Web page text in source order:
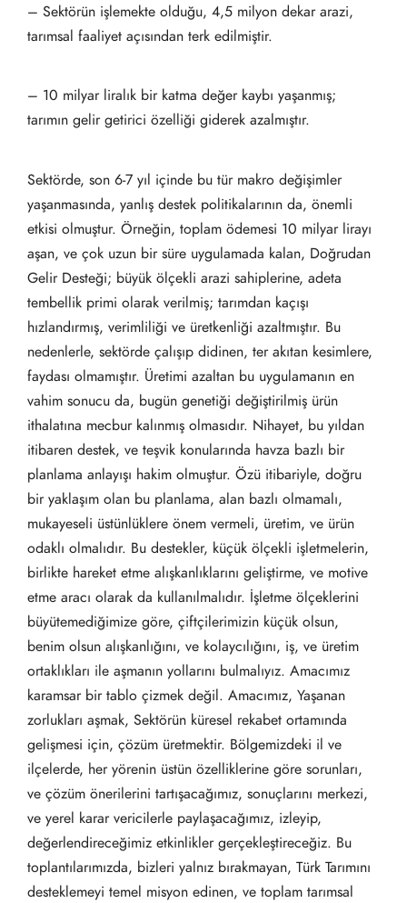
– Sektörün işlemekte olduğu, 4,5 milyon dekar arazi,
tarımsal faaliyet açısından terk edilmiştir.
– 10 milyar liralık bir katma değer kaybı yaşanmış;
tarımın gelir getirici özelliği giderek azalmıştır.
Sektörde, son 6-7 yıl içinde bu tür makro değişimler
yaşanmasında, yanlış destek politikalarının da, önemli
etkisi olmuştur. Örneğin, toplam ödemesi 10 milyar lirayı
aşan, ve çok uzun bir süre uygulamada kalan, Doğrudan
Gelir Desteği; büyük ölçekli arazi sahiplerine, adeta
tembellik primi olarak verilmiş; tarımdan kaçışı
hızlandırmış, verimliliği ve üretkenliği azaltmıştır. Bu
nedenlerle, sektörde çalışıp didinen, ter akıtan kesimlere,
faydası olmamıştır. Üretimi azaltan bu uygulamanın en
vahim sonucu da, bugün genetiği değiştirilmiş ürün
ithalatına mecbur kalınmış olmasıdır. Nihayet, bu yıldan
itibaren destek, ve teşvik konularında havza bazlı bir
planlama anlayışı hakim olmuştur. Özü itibariyle, doğru
bir yaklaşım olan bu planlama, alan bazlı olmamalı,
mukayeseli üstünlüklere önem vermeli, üretim, ve ürün
odaklı olmalıdır. Bu destekler, küçük ölçekli işletmelerin,
birlikte hareket etme alışkanlıklarını geliştirme, ve motive
etme aracı olarak da kullanılmalıdır. İşletme ölçeklerini
büyütemediğimize göre, çiftçilerimizin küçük olsun,
benim olsun alışkanlığını, ve kolaycılığını, iş, ve üretim
ortaklıkları ile aşmanın yollarını bulmalıyız. Amacımız
karamsar bir tablo çizmek değil. Amacımız, Yaşanan
zorlukları aşmak, Sektörün küresel rekabet ortamında
gelişmesi için, çözüm üretmektir. Bölgemizdeki il ve
ilçelerde, her yörenin üstün özelliklerine göre sorunları,
ve çözüm önerilerini tartışacağımız, sonuçlarını merkezi,
ve yerel karar vericilerle paylaşacağımız, izleyip,
değerlendireceğimiz etkinlikler gerçekleştireceğiz. Bu
toplantılarımızda, bizleri yalnız bırakmayan, Türk Tarımını
desteklemeyi temel misyon edinen, ve toplam tarımsal